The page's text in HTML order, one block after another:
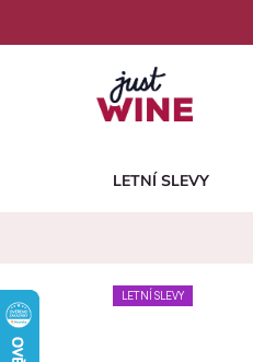
LETNÍ SLEVY
LETNÍ SLEVY